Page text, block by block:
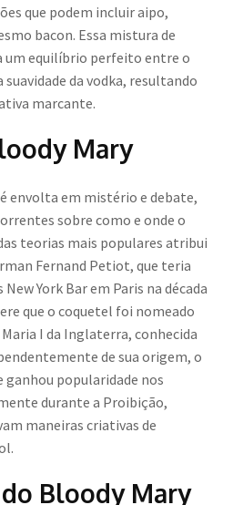
que podem incluir aipo,
bacon. Essa mistura de
um equilíbrio perfeito entre o
da vodka, resultando
marcante.
Mary
envolta em mistério e debate,
sobre como e onde o
teorias mais populares atribui
Fernand Petiot, que teria
York Bar em Paris na década
que o coquetel foi nomeado
I da Inglaterra, conhecida
de sua origem, o
popularidade nos
durante a Proibição,
maneiras criativas de
Bloody Mary